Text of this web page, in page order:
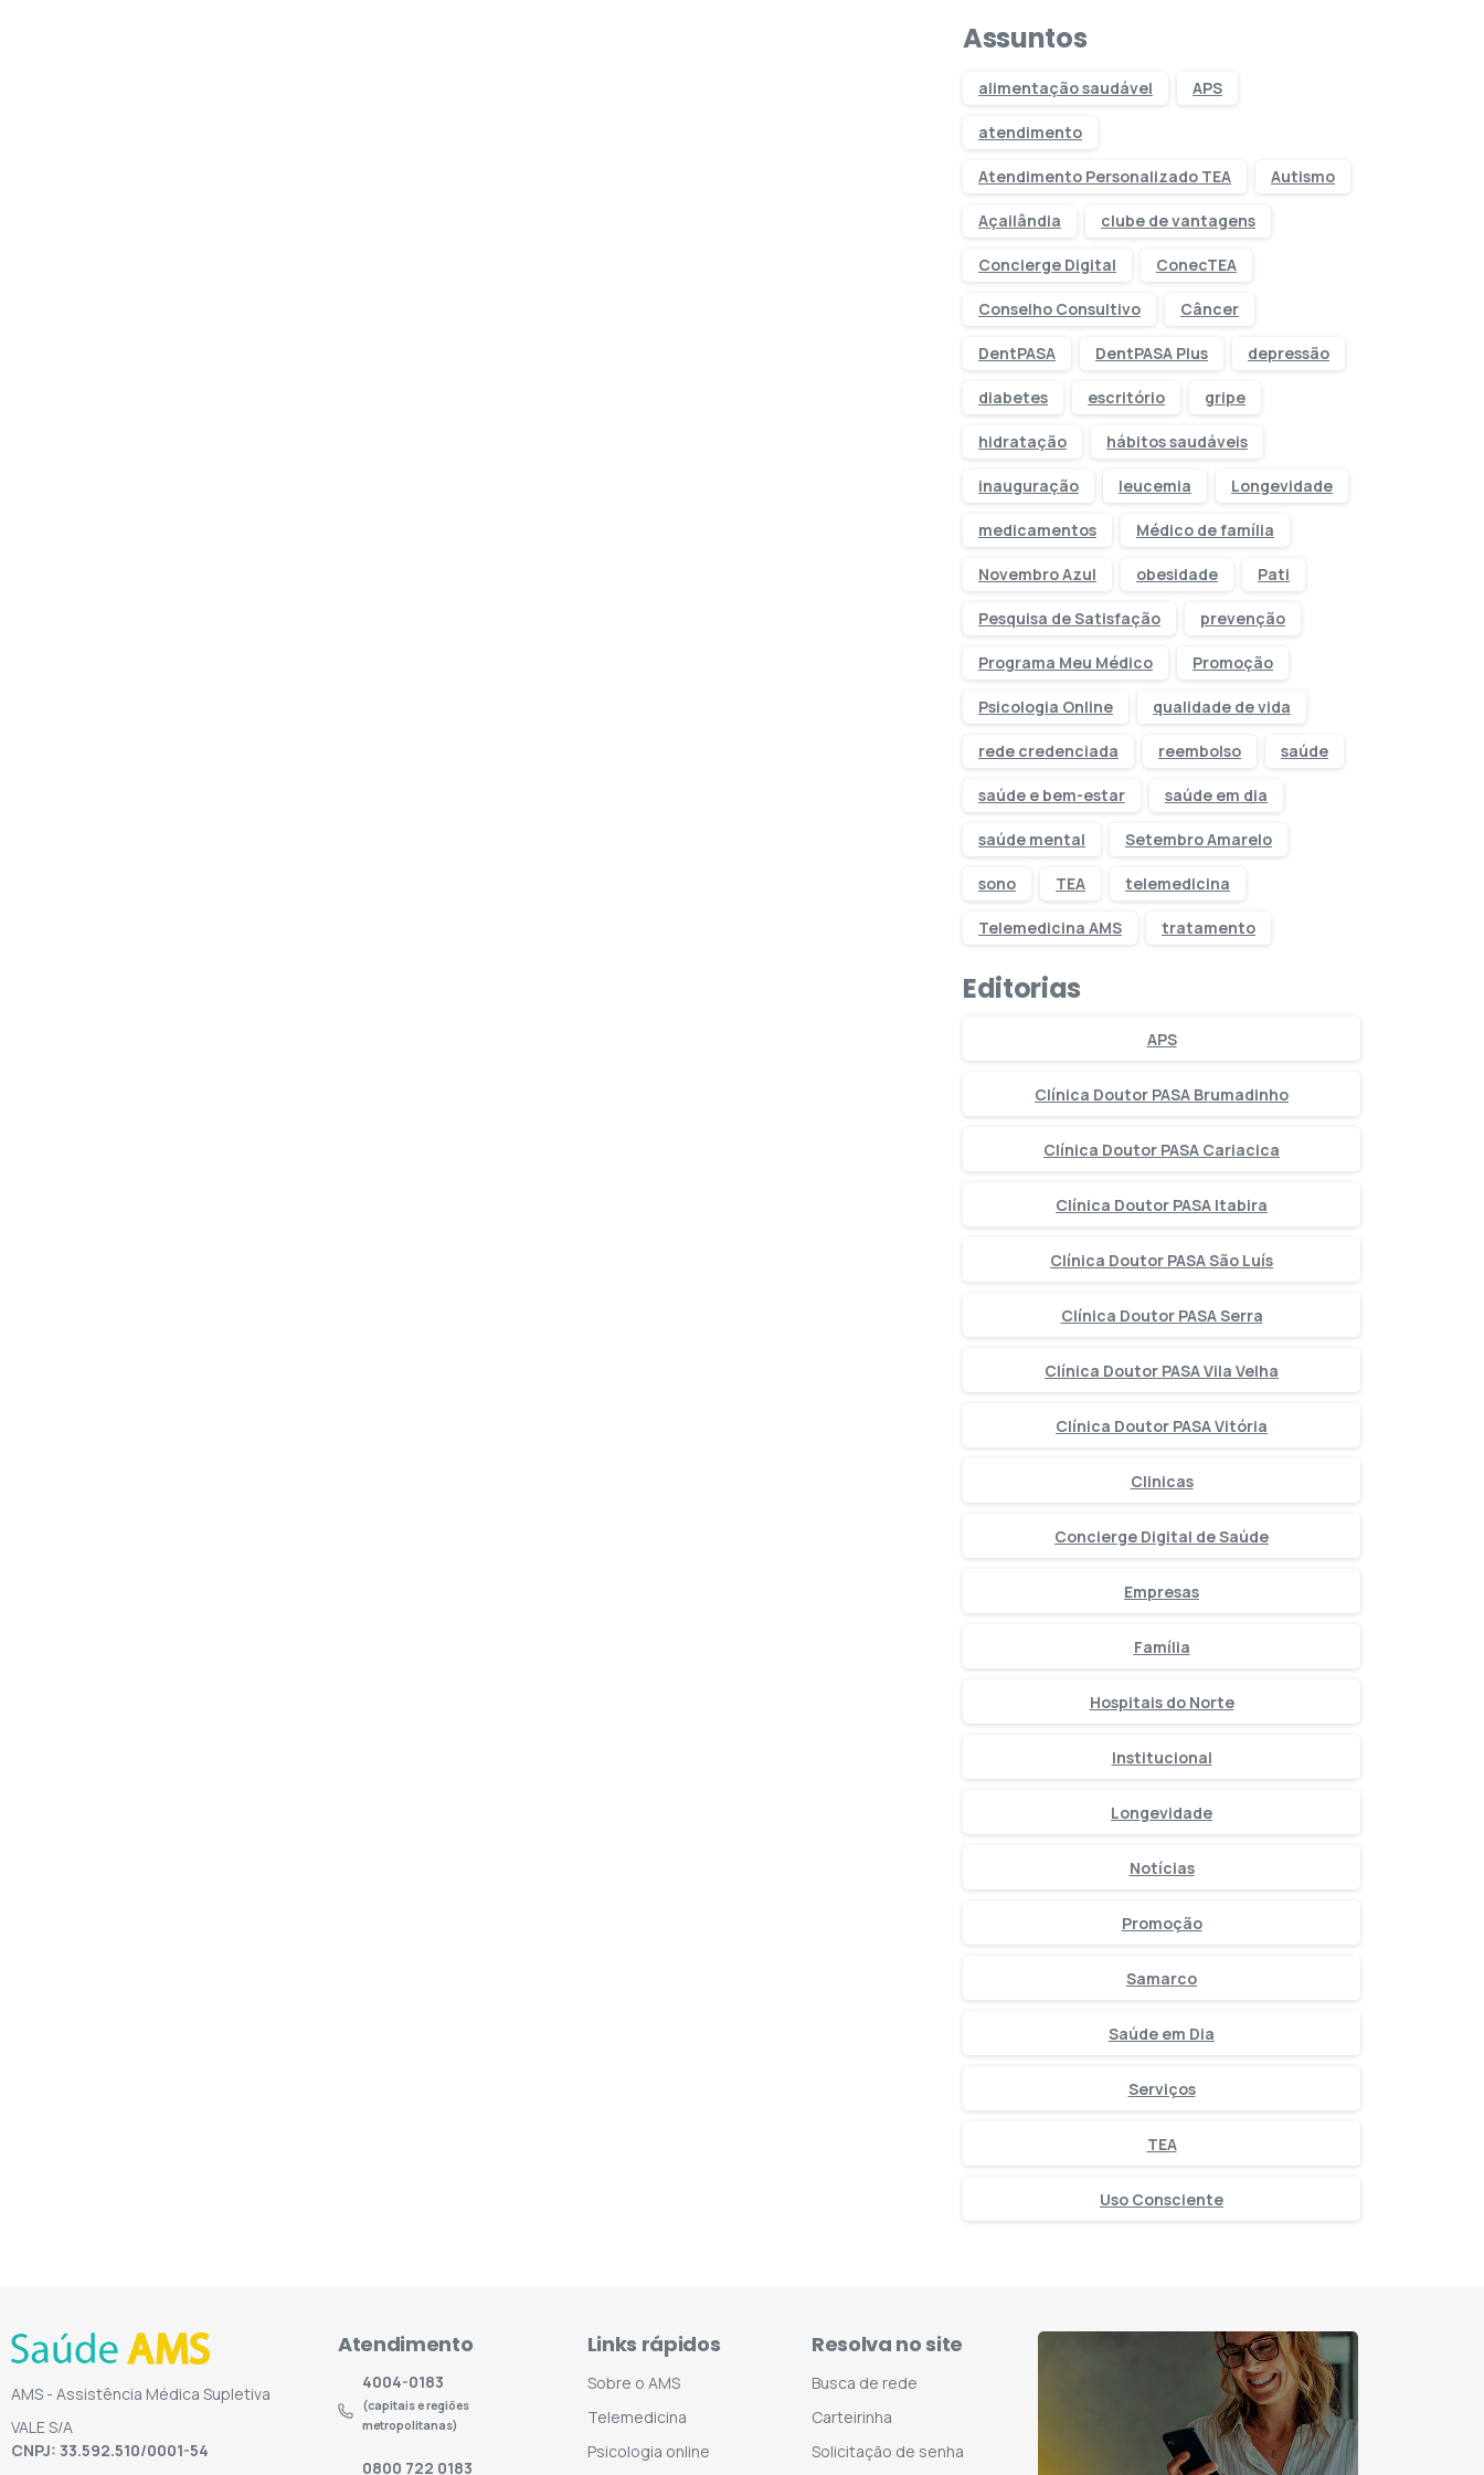
Assuntos
alimentação saudável APS
atendimento
Atendimento Personalizado TEA Autismo
Açailândia clube de vantagens
Concierge Digital ConecTEA
Conselho Consultivo Câncer
DentPASA DentPASA Plus depressão
diabetes escritório gripe
hidratação hábitos saudáveis
inauguração leucemia Longevidade
medicamentos Médico de família
Novembro Azul obesidade Pati
Pesquisa de Satisfação prevenção
Programa Meu Médico Promoção
Psicologia Online qualidade de vida
rede credenciada reembolso saúde
saúde e bem-estar saúde em dia
saúde mental Setembro Amarelo
sono TEA telemedicina
Telemedicina AMS tratamento
Editorias
APS
Clínica Doutor PASA Brumadinho
Clínica Doutor PASA Cariacica
Clínica Doutor PASA Itabira
Clínica Doutor PASA São Luís
Clínica Doutor PASA Serra
Clínica Doutor PASA Vila Velha
Clínica Doutor PASA Vitória
Clinicas
Concierge Digital de Saúde
Empresas
Família
Hospitais do Norte
Institucional
Longevidade
Notícias
Promoção
Samarco
Saúde em Dia
Serviços
TEA
Uso Consciente
AMS - Assistência Médica Supletiva
VALE S/A
CNPJ: 33.592.510/0001-54
Atendimento
4004-0183
(capitais e regiões
metropolitanas)
0800 722 0183
Links rápidos
Sobre o AMS
Telemedicina
Psicologia online
Resolva no site
Busca de rede
Carteirinha
Solicitação de senha